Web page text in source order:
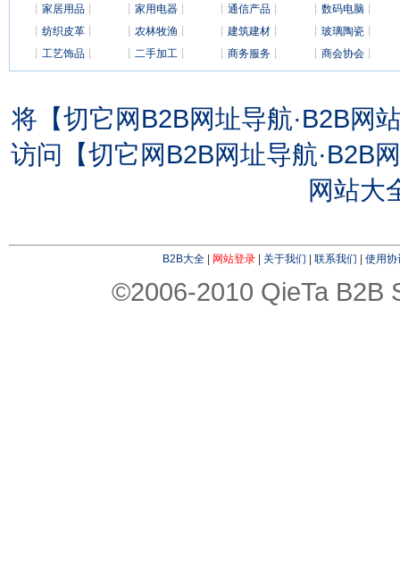
┊ 家居用品 ┊ ┊ 家用电器 ┊ ┊ 通信产品 ┊ ┊ 数码电脑 ┊
┊ 纺织皮革 ┊ ┊ 农林牧渔 ┊ ┊ 建筑建材 ┊ ┊ 玻璃陶瓷┊
┊ 工艺饰品 ┊ ┊ 二手加工 ┊ ┊ 商务服务 ┊ ┊ 商会协会┊
将【切它网B2B网址导航·B2B网
访问【切它网B2B网址导航·B2B
网站大
B2B大全| 网站登录| 关于我们 联系我们 使用协
©2006-2010 QieTa B2B